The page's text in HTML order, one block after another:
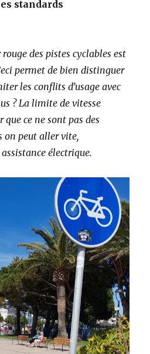
standards
des pistes cyclables est
permet de bien distinguer
les conflits d’usage avec
? La limite de vitesse
ce ne sont pas des
on peut aller vite,
électrique.